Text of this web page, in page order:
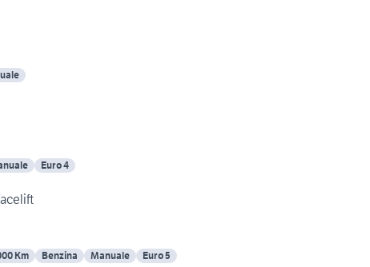
Euro 4
Km Benzina Manuale Euro 5